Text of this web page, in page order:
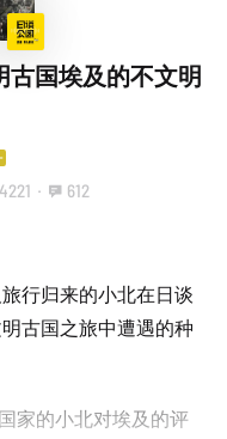
古国埃及的不文明
· 612
行归来的小北在日谈
古国之旅中遭遇的种
家的小北对埃及的评